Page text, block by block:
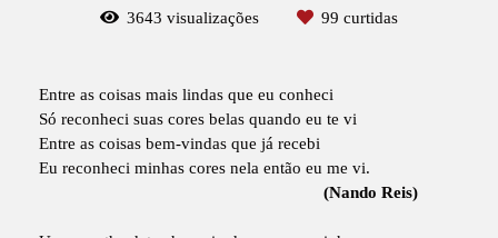
3643 visualizações 99 curtidas
Entre as coisas mais lindas que eu conheci
Só reconheci suas cores belas quando eu te vi
Entre as coisas bem-vindas que já recebi
Eu reconheci minhas cores nela então eu me vi.
(Nando Reis)